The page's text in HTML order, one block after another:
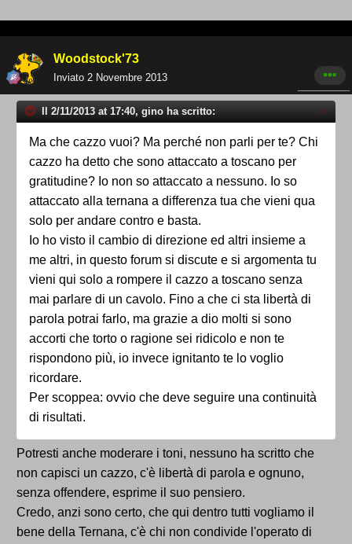
Woodstock'73
Inviato 2 Novembre 2013
Il 2/11/2013 at 17:40, gino ha scritto:
Ma che cazzo vuoi? Ma perché non parli per te? Chi
cazzo ha detto che sono attaccato a toscano per
gratitudine? Io non so attaccato a nessuno. Io so
attaccato alla ternana a differenza tua che vieni qua
solo per andare contro e basta.
Io ho visto il cambio di direzione ed altri insieme a
me altri, in questo forum si discute e si argomenta tu
vieni qui solo a rompere il cazzo a toscano senza
mai parlare di un cavolo. Fino a che ci sta libertà di
parola potrai farlo, ma grazie a dio molti si sono
accorti che torto o ragione sei ridicolo e non te
rispondono più, io invece ignitanto te lo voglio
ricordare.
Per scoppea: ovvio che deve seguire una continuità
di risultati.
Potresti anche moderare i toni, nessuno ha scritto che
non capisci un cazzo, c'è libertà di parola e ognuno,
senza offendere, esprime il suo pensiero.
Credo, anzi sono certo, che qui dentro tutti vogliamo il
bene della Ternana, c'è chi non condivide l'operato di